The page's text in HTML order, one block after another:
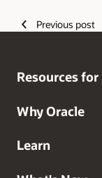
Previous post
Resources for
Why Oracle
Learn